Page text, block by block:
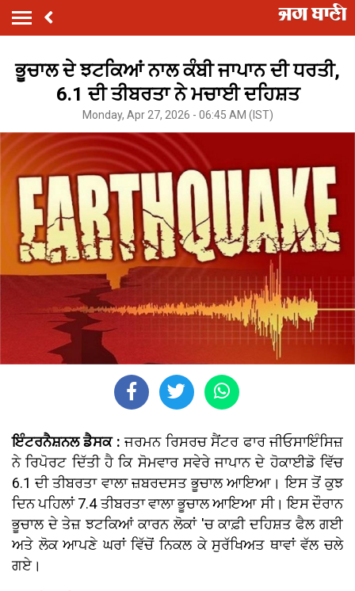
ਭੂਚਾਲ ਦੇ ਝਟਕਿਆਂ ਨਾਲ ਕੰਬੀ ਜਾਪਾਨ ਦੀ ਧਰਤੀ,
6.1 ਦੀ ਤੀਬਰਤਾ ਨੇ ਮਚਾਈ ਦਹਿਸ਼ਤ
Monday, Apr 27, 2026 - 06:45 AM (IST)
ਇੰਟਰਨੈਸ਼ਨਲ ਡੈਸਕ : ਜਰਮਨ ਰਿਸਰਚ ਸੈਂਟਰ ਫਾਰ ਜੀਓਸਾਇੰਸਿਜ਼
ਨੇ ਰਿਪੋਰਟ ਦਿੱਤੀ ਹੈ ਕਿ ਸੋਮਵਾਰ ਸਵੇਰੇ ਜਾਪਾਨ ਦੇ ਹੋਕਾਈਡੋ ਵਿੱਚ
6.1 ਦੀ ਤੀਬਰਤਾ ਵਾਲਾ ਜ਼ਬਰਦਸਤ ਭੂਚਾਲ ਆਇਆ। ਇਸ ਤੋਂ ਕੁਝ
ਦਿਨ ਪਹਿਲਾਂ 7.4 ਤੀਬਰਤਾ ਵਾਲਾ ਭੂਚਾਲ ਆਇਆ ਸੀ। ਇਸ ਦੌਰਾਨ
ਭੂਚਾਲ ਦੇ ਤੇਜ਼ ਝਟਕਿਆਂ ਕਾਰਨ ਲੋਕਾਂ 'ਚ ਕਾਫ਼ੀ ਦਹਿਸ਼ਤ ਫੈਲ ਗਈ
ਅਤੇ ਲੋਕ ਆਪਣੇ ਘਰਾਂ ਵਿੱਚੋਂ ਨਿਕਲ ਕੇ ਸੁਰੱਖਿਅਤ ਥਾਵਾਂ ਵੱਲ ਚਲੇ
ਗਏ।